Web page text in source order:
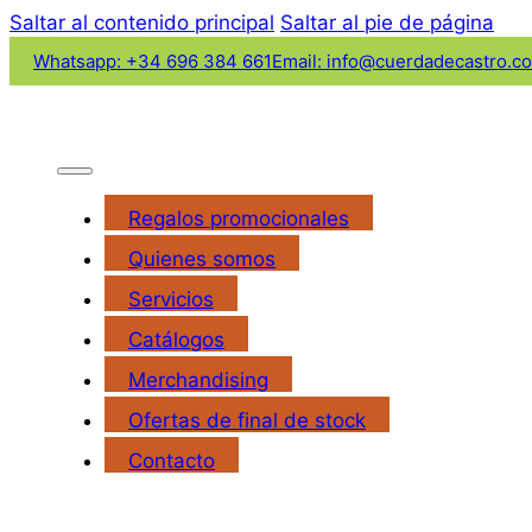
Saltar al contenido principal Saltar al pie de página
Whatsapp: +34 696 384 661Email:
Regalos promocionales
Quienes somos
Servicios
Catálogos
Merchandising
Ofertas de final de stock
Contacto